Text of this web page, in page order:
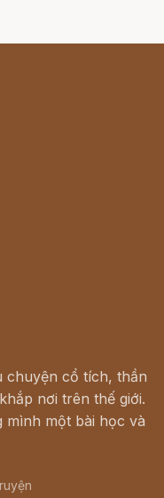
chuyện cổ tích, thần
nơi trên thế giới.
mình một bài học và